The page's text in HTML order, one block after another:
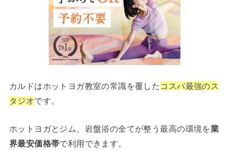
カルドはホットヨガ教室の常識を覆した コスパ最強のス
タジオです。
ホットヨガとジム、岩盤浴の全てが整う最高の環境を業
界最安価格帯で利用できます。